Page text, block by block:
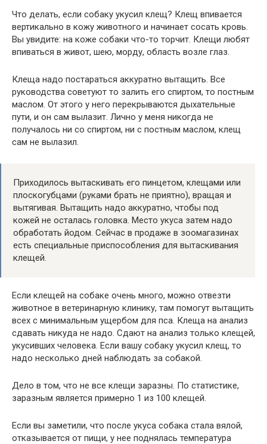
Что делать, если собаку укусил клещ? Клещ впивается
вертикально в кожу животного и начинает сосать кровь.
Вы увидите: на коже собаки что-то торчит. Клещи любят
впиваться в живот, шею, морду, область возле глаз.
Клеща надо постараться аккуратно вытащить. Все
руководства советуют то залить его спиртом, то постным
маслом. От этого у него перекрываются дыхательные
пути, и он сам вылазит. Лично у меня никогда не
получалось ни со спиртом, ни с постным маслом, клещ
сам не вылазил.
Приходилось вытаскивать его пинцетом, клещами или
плоскогубцами (руками брать не приятно), вращая и
вытягивая. Вытащить надо аккуратно, чтобы под
кожей не осталась головка. Место укуса затем надо
обработать йодом. Сейчас в продаже в зоомагазинах
есть специальные приспособления для вытаскивания
клещей.
Если клещей на собаке очень много, можно отвезти
животное в ветеринарную клинику, там помогут вытащить
всех с минимальным ущербом для пса. Клеща на анализ
сдавать никуда не надо. Сдают на анализ только клещей,
укусивших человека. Если вашу собаку укусил клещ, то
надо несколько дней наблюдать за собакой.
Дело в том, что не все клещи заразны. По статистике,
заразным является примерно 1 из 100 клещей.
Если вы заметили, что после укуса собака стала вялой,
отказывается от пищи, у нее поднялась температура